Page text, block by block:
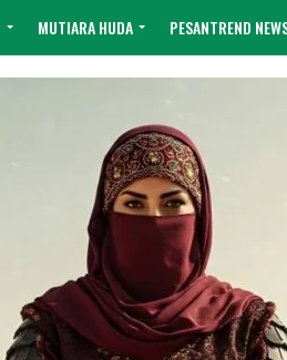
MUTIARA HUDA PESANTREND